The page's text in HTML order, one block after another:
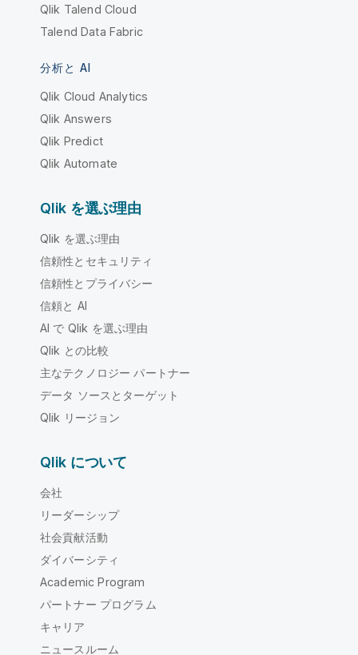
Qlik Talend Cloud
Talend Data Fabric
分析と AI
Qlik Cloud Analytics
Qlik Answers
Qlik Predict
Qlik Automate
Qlik を選ぶ理由
Qlik を選ぶ理由
信頼性とセキュリティ
信頼性とプライバシー
信頼と AI
AI で Qlik を選ぶ理由
Qlik との比較
主なテクノロジー パートナー
データ ソースとターゲット
Qlik リージョン
Qlik について
会社
リーダーシップ
社会貢献活動
ダイバーシティ
Academic Program
パートナー プログラム
キャリア
ニュースルーム